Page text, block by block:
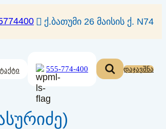
ქ.ბათუმი 26 მაისის ქ. N74
555-774-400 დაჯავშნა